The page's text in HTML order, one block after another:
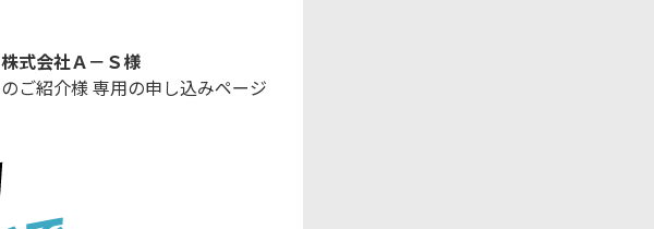
株式会社Ａ－Ｓ様
のご紹介様 専用の申し込みページ